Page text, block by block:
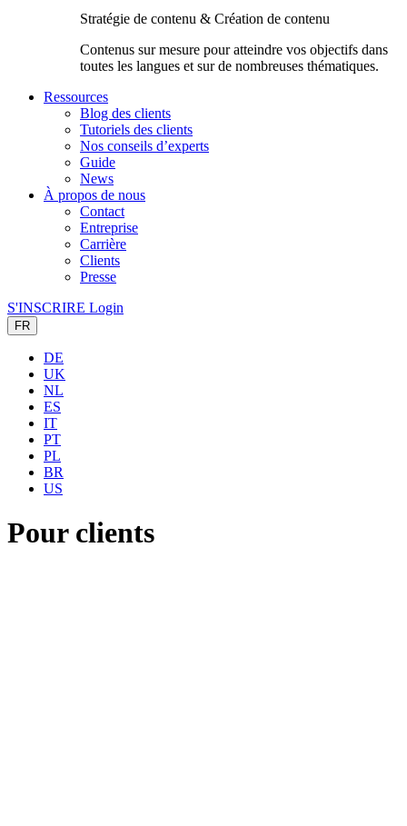
Stratégie de contenu & Création de contenu
Contenus sur mesure pour atteindre vos objectifs dans
toutes les langues et sur de nombreuses thématiques.
Ressources
Blog des clients
Tutoriels des clients
Nos conseils d’experts
Guide
News
À propos de nous
Contact
Entreprise
Carrière
Clients
Presse
S'INSCRIRE Login
FR
DE
UK
NL
ES
IT
PT
PL
BR
US
Pour clients